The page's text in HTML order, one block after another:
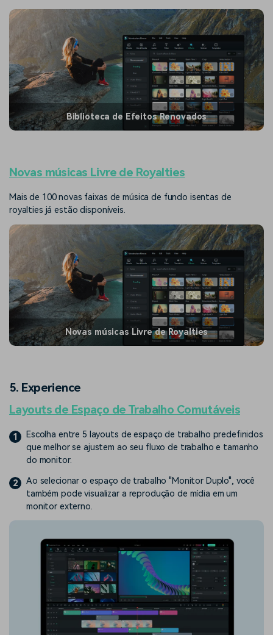
Biblioteca de Efeitos Renovados
Novas músicas Livre de Royalties
Mais de 100 novas faixas de música de fundo isentas de
royalties já estão disponíveis.
Novas músicas Livre de Royalties
5. Experience
Layouts de Espaço de Trabalho Comutáveis
1
Escolha entre 5 layouts de espaço de trabalho predefinidos
que melhor se ajustem ao seu fluxo de trabalho e tamanho
do monitor.
2
Ao selecionar o espaço de trabalho "Monitor Duplo", você
também pode visualizar a reprodução de mídia em um
monitor externo.